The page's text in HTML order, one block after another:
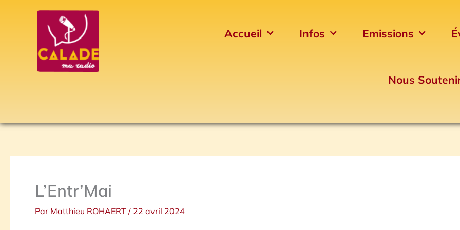
Accueil Infos Emissions
Nous
L’Entr’Mai
Par Matthieu ROHAERT / 22 avril 2024